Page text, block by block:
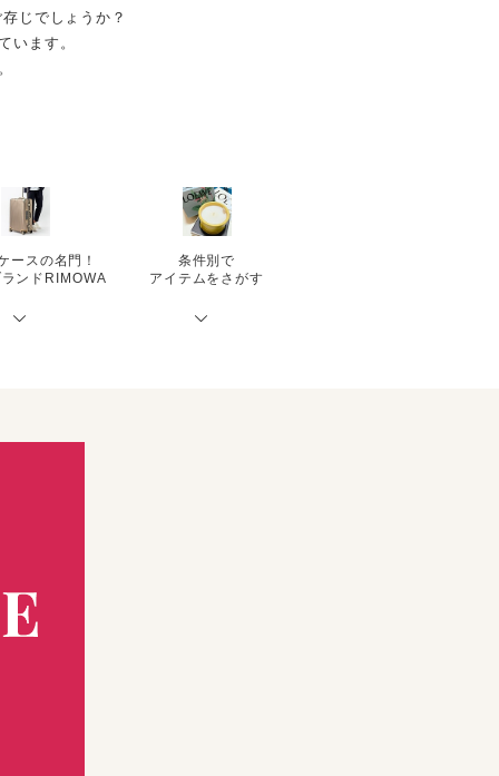
じでしょうか？
います。
ースの名門！
ンドRIMOWA
条件別で
アイテムをさがす